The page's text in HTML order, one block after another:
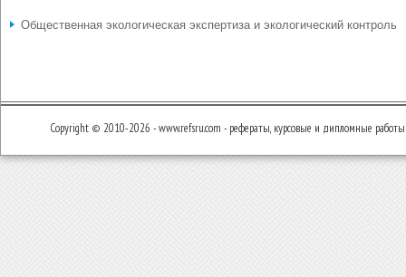
Общественная экологическая экспертиза и экологический контроль
Copyright © 2010-2026 - www.refsru.com - рефераты, курсовые и дипломные работы